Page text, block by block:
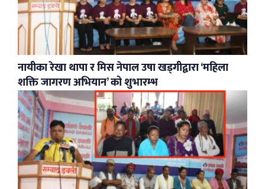
नायीका रेखा थापा र मिस नेपाल उषा खड्गीद्वारा ‘महिला
शक्ति जागरण अभियान’ को शुभारम्भ